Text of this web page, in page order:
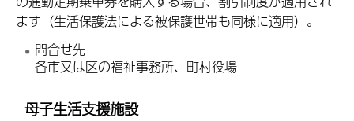
ます（生活保護法による被保護世帯も同様に適用）。
問合せ先
各市又は区の福祉事務所、町村役場
母子生活支援施設